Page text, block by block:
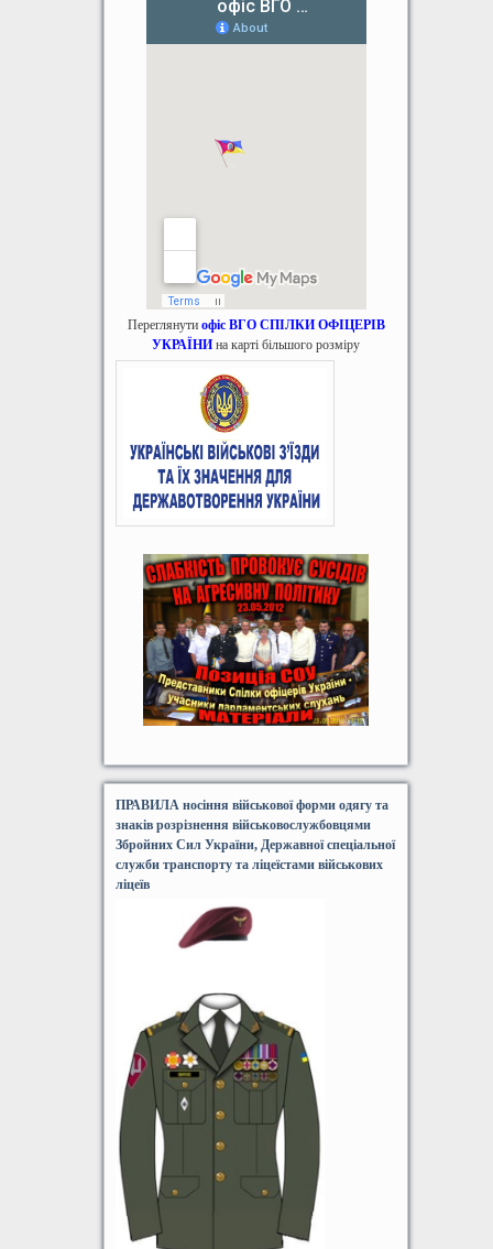
Переглянути офіс ВГО СПІЛКИ ОФІЦЕРІВ
УКРАЇНИ на карті більшого розміру
ПРАВИЛА носіння військової форми одягу та
знаків розрізнення військовослужбовцями
Збройних Сил України, Державної спеціальної
служби транспорту та ліцеїстами військових
ліцеїв